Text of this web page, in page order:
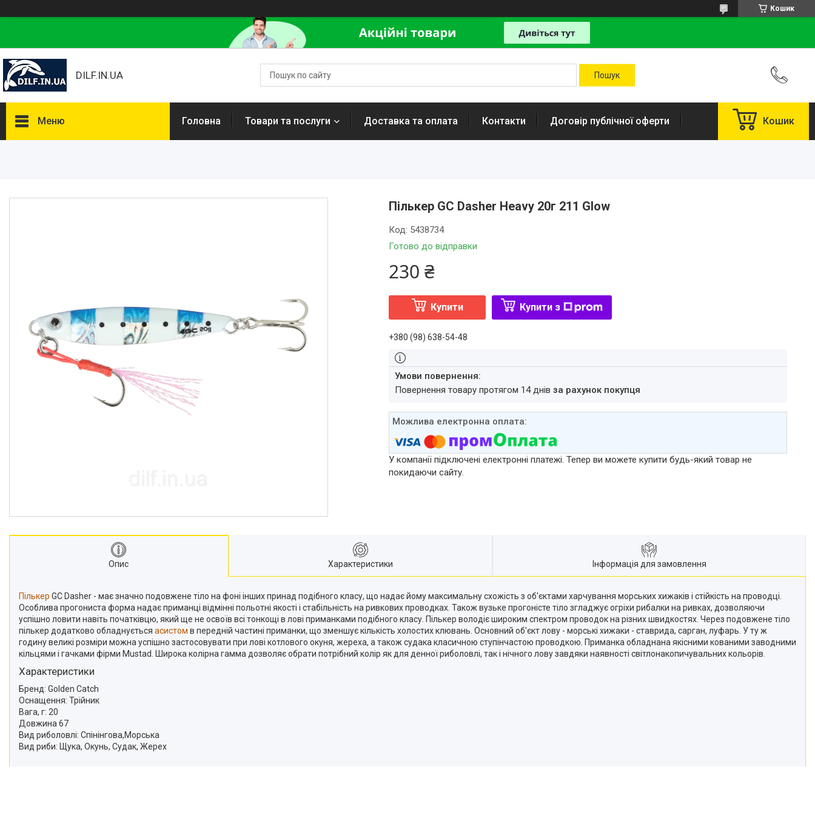
Кошик
DILF.IN.UA
Меню
Рибальські снасті
Головна Товари та послуги Доставка та оплата Контакти Договір публічної оферти Кошик
Пількер GC Dasher Heavy 20г 211 Glow
Готово до відправки
Код: 5438734
230 ₴
Купити Купити з
+380 (98) 638-54-48
повернення товару протягом 14 днівза рахунок покупця
У компанії підключені електронні платежі. Тепер ви можете купити будь-який товар не
покидаючи сайту.
Опис Характеристики Інформація для замовлення
Пількер GC Dasher - має значно подовжене тіло на фоні інших принад подібного класу, що надає йому максимальну схожість з об'єктами харчування морських хижаків і стійкість на проводці.
Особлива прогониста форма надає приманці відмінні польотні якості і стабільність на ривкових проводках. Також вузьке прогоністе тіло згладжує огріхи рибалки на ривках, дозволяючи
успішно ловити навіть початківцю, який ще не освоїв всі тонкощі в лові приманками подібного класу. Пількер володіє широким спектром проводок на різних швидкостях. Через подовжене тіло
пількер додатково обладнується асистом в передній частині приманки, що зменшує кількість холостих клювань. Основний об'єкт лову - морські хижаки - ставрида, сарган, луфарь. У ту ж
годину великі розміри можна успішно застосовувати при лові котлового окуня, жереха, а також судака класичною ступінчастою проводкою. Приманка обладнана якісними кованими заводними
кільцями і гачками фірми Mustad. Широка колірна гамма дозволяє обрати потрібний колір як для денної риболовлі, так і нічного лову завдяки наявності світлонакопичувальних кольорів.
Характеристики
Бренд: Golden Catch
Оснащення: Трійник
Вага, г: 20
Довжина 67
Вид риболовлі: Спінінгова,Морська
Вид риби: Щука, Окунь, Судак, Жерех